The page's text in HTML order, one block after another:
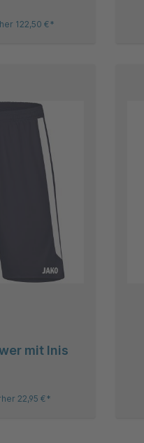
122,50 €*
mit Inis
22,95 €*